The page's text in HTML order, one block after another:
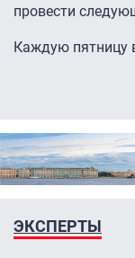
провести
Каждую пятницу
ЭКСПЕРТЫ